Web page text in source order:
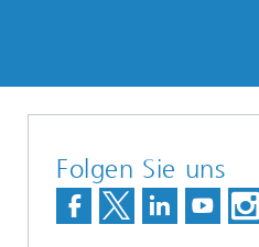
Folgen Sie uns